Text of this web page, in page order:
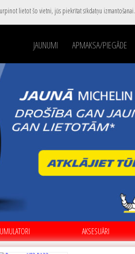
lietot šo vietni, jūs piekrītat sīkdatņu izmantošanai.
JAUNUMI APMAKSA/PIEGĀDE
AKSESUĀRI